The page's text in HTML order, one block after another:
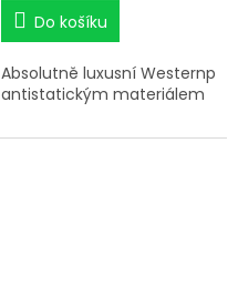
Do košíku
Absolutně luxusní Westernpad
antistatickým materiálem